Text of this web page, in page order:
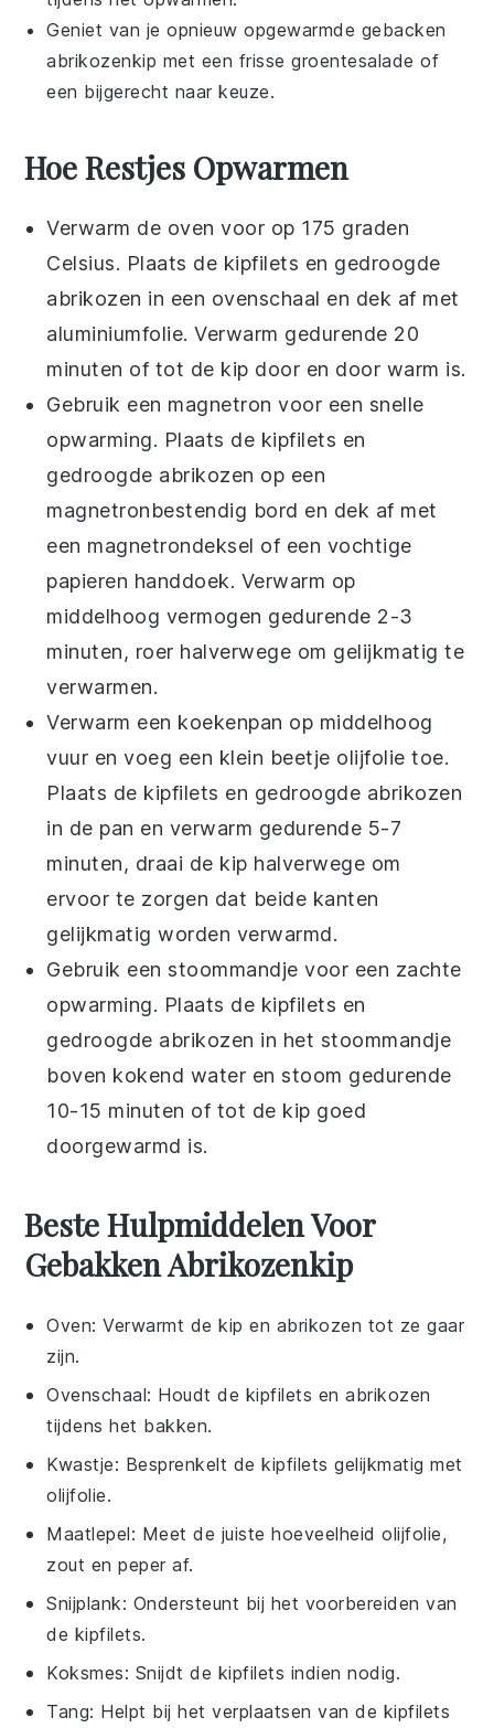
Geniet van je opnieuw opgewarmde gebacken
abrikozenkip met een frissegroentesalade of
een bijgerecht naar keuze.
Hoe Restjes Opwarmen
Verwarm de oven voor op 175 graden
Celsius. Plaats de kipfilets en gedroogde
abrikozen in een ovenschaal en dek af met
aluminiumfolie. Verwarm gedurende 20
minuten of tot de kip door en door warm is.
Gebruik een magnetron voor een snelle
opwarming. Plaats de kipfilets en
gedroogde abrikozen op een
magnetronbestendig bord en dek af met
een magnetrondeksel of een vochtige
papieren handdoek. Verwarm op
middelhoog vermogen gedurende 2-3
minuten, roer halverwege om gelijkmatig te
verwarmen.
Verwarm een koekenpan op middelhoog
vuur en voeg een klein beetje olijfolie toe.
Plaats de kipfilets en gedroogde abrikozen
in de pan en verwarm gedurende 5-7
minuten, draai de kip halverwege om
ervoor te zorgen dat beide kanten
gelijkmatig worden verwarmd.
Gebruik een stoommandje voor een zachte
opwarming. Plaats de kipfilets en
gedroogde abrikozen in het stoommandje
boven kokend water en stoom gedurende
10-15 minuten of tot de kip goed
doorgewarmd is.
Beste Hulpmiddelen Voor
Gebakken Abrikozenkip
Oven: Verwarmt de kip en abrikozen tot ze gaar
zijn.
Ovenschaal: Houdt de kipfilets en abrikozen
tijdens het bakken.
Kwastje: Besprenkelt de kipfilets gelijkmatig met
olijfolie.
Maatlepel: Meet de juiste hoeveelheid olijfolie,
zout en peper af.
Snijplank: Ondersteunt bij het voorbereiden van
de kipfilets.
Koksmes: Snijdt de kipfilets indien nodig.
Tang: Helpt bij het verplaatsen van de kipfilets